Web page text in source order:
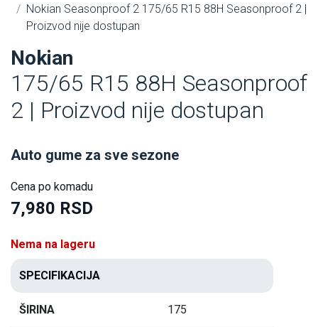
Nokian Seasonproof 2 175/65 R15 88H Seasonproof 2 |
Proizvod nije dostupan
Nokian
175/65 R15 88H Seasonproof
2 | Proizvod nije dostupan
Auto gume za sve sezone
Cena po komadu
7,980 RSD
Nema na lageru
SPECIFIKACIJA
ŠIRINA 175